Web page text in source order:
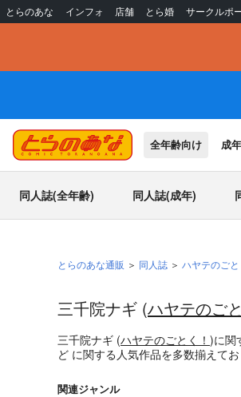
とらのあな インフォ 店舗 とら婚 サークルポ
全年齢向け 成
同人誌(全年齢) 同人誌(成年)
とらのあな通販 同人誌 ハヤテのごと
三千院ナギ (ハヤテのご
三千院ナギ (ハヤテのごとく！ )に関
ど に関する人気作品を多数揃えてお
関連ジャンル